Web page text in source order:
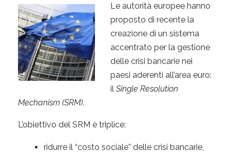
Le autorità europee hanno
proposto di recente la
creazione di un sistema
accentrato per la gestione
delle crisi bancarie nei
paesi aderenti all’area euro:
il Single Resolution
Mechanism (SRM).
L’obiettivo del SRM è triplice:
ridurre il “costo sociale” delle crisi bancarie,